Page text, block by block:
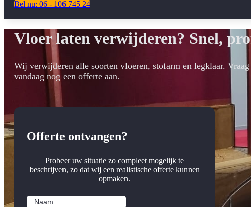
Bel nu: 06 - 106 745 24
Vloer laten verwijderen? Snel,
Wij verwijderen alle soorten vloeren, stofarm en legklaar. Vraag
vandaag nog een offerte aan.
Offerte ontvangen?
Probeer uw situatie zo compleet mogelijk te
beschrijven, zo dat wij een realistische offerte kunnen
opmaken.